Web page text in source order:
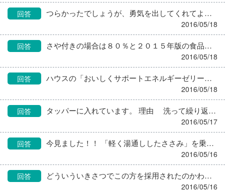
回答 つらかったでしょうが、勇気を出してくれてよかったです。 ここで引き下がったら、１０年後はたのすけさんのほうがお母さんに 「馬鹿野郎！！！顔も見たくない！！！」 と言っていたに違いありません。 どうかお幸せになってくださいね！
2016/05/18
回答 さや付きの場合は８０％と２０１５年版の食品成分表に記載されていますよ。
2016/05/18
回答 ハウスの「おいしくサポートエネルギーゼリー」を使っています。 食物繊維が添加されていますが、栄養素はエネルギーのみです。 １個９８ｇ 単価税込１０８円で納品してもらっています。 １個で１６０kcal摂れて、味が１０種類あるのがありがたいところです。 うちでもいろいろ補助食品試しましたが、いよいよ食欲がない方にはこれがいちばんでした。たいてい召し上がっていただけました。
2016/05/18
回答 タッパーに入れています。 理由 洗って繰り返し使える。 冷蔵庫に隙間なく、重ねて収納できる。 からです。それまではボールに入れてラップをして入れていました。ラップの消耗も半端なく、冷蔵庫もスペースが小さいため、うちではタッパーの方がやりやすいです。 割れや変形もありますが、予算計上して年に何個かは更新しています。 でも、地域交流のお祭りの時の仕込みは３００食ぐらいあるので、そういう時は９０Ｌビニールに入れているので、食数によってはビニールもありかもしれませんね。
2016/05/17
回答 今見ました！！ 「軽く湯通ししたささみ」を乗せた寿司… 軽く湯通しって、わざわざ増殖温度帯にもっていってるようなもんだわ。 これを最高気温が３０℃近かった東京の野外でお金出して食べるなんて… 変わったことせんでも、普通でいいのにねえ。 保健所の指導にも従わずに提供し続けたそうです。 どっちみち営業停止ですよね。
2016/05/16
回答 どういういきさつでこの方を採用されたのかわかりませんが、おそらく６０歳前後、もしかしたらそれ以上かもしれない、しかもこの仕事は未経験、今まで違うところで働いたことはあるのかもしれませんが、採用したこと自体が考え物だった気がします。社会や組織のルールもわかってないようですし。 そういう人に限って口だけは達者なので、言葉、口でねじ伏せようとしても、若い人はその年の功には絶対負けます。 あなたは口から出る言葉でねじ伏せようとして、思わぬ逆襲にあった。悔しいけどいい勉強になったことでしょう。 人というものは、例えばみんなの前で大きな声でがみがみぎゃんぎゃん怒られたりしたら、その怒られた原因より、「怒られた事実」のみが頭に残り、「あの人は怖い人、ここは恐ろしいところ」としか思えなくなり、うつ病になってしまうか、自己防衛のために思わぬ手段に出るかになるのです。 なので、教える側は相手がどんな出来の悪い人物でもあくまでも親切に、何があっても淡々とした態度で、繰り返し繰り返し教えていく、私たちは自分の仕事を後回しにして懇切丁寧に教えたのだという既成事実のみを残すこと、そして半月でここまで、１ヶ月でここまでといった業務習得の目安を作って、それに適合するか判断する、達していなければ原因を考える、それでもどうしてもこの人では無理となったら、試用期間で切る。とにかく相手に悪い印象を与えず、私たちも一生けんめい尽くした、でも無理だったという流れにすることです。 そういう意味で施設長の中でも「この人も前の人と同じ、怒って辞めさす人」としか印象に残らないんでしょう。 ちなみに「何か月」しかたってないなら比較されるでしょう。私は１年しか在籍しなかった前任者と１０年比較されましたよ（笑）１人職種はこわいです。 でももう大丈夫、同じ失敗はしませんよね。次からはこっちも大人になって、クールな態度で、デキる栄養士になりましょ！！
2016/05/16